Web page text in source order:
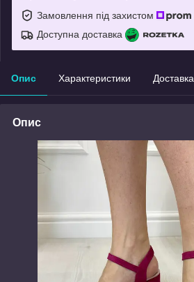
Замовлення під захистом
Доступна доставка
Опис Характеристики Доставка
Опис